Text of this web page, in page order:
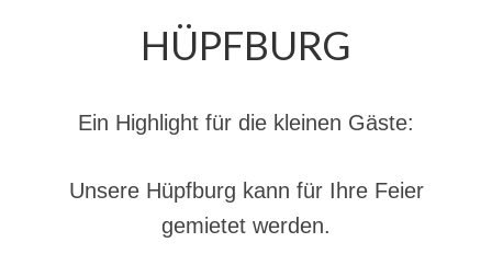
HÜPFBURG
Ein Highlight für die kleinen Gäste:
Unsere Hüpfburg kann für Ihre Feier
gemietet werden.